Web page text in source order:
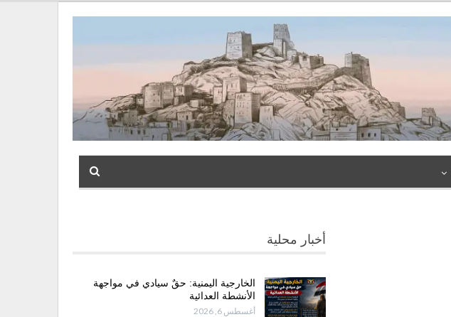
أخبار محلية
الخارجية اليمنية: حقٌ سيادي في مواجهة
الأنشطة العدائية
أغسطس 6, 2026